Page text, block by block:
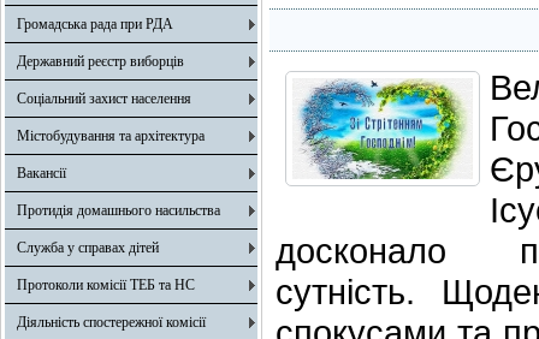
Громадська рада при РДА
Державний реєстр виборців
Соціальний захист населення
Містобудування та архітектура
Вакансії
Протидія домашнього насильства
Служба у справах дітей
Протоколи комісії ТЕБ та НС
Діяльність спостережної комісії
досконало
сутність.